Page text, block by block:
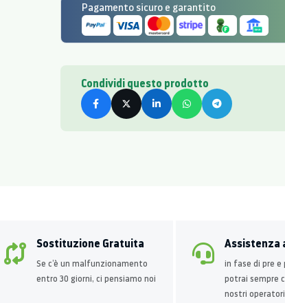
Pagamento sicuro e garantito
Condividi questo prodotto
Sostituzione Gratuita
Se c’è un malfunzionamento
entro 30 giorni, ci pensiamo noi
Assistenza
in fase di pre
potrai sempre
nostri operatori